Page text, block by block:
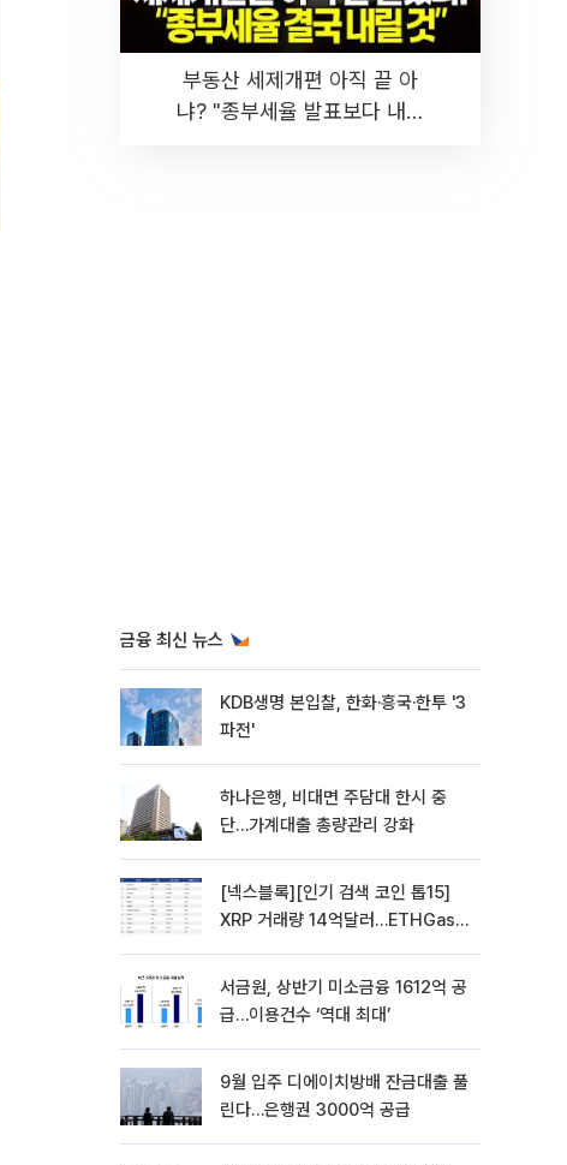
부동산 세제개편 아직 끝 아
냐? "종부세율 발표보다 내릴
금융 최신 뉴스
KDB생명 본입찰, 한화·흥국·한투 '3
파전'
하나은행, 비대면 주담대 한시 중
단…가계대출 총량관리 강화
[넥스블록][인기 검색 코인 톱15]
XRP 거래량 14억달러…ETHGas
서금원, 상반기 미소금융 1612억 공
급…이용건수 ‘역대 최대’
9월 입주 디에이치방배 잔금대출 풀
린다…은행권 3000억 공급